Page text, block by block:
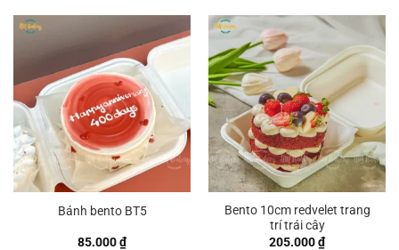
Bánh bento BT5
85.000₫
Bento 10cm redvelet trang
trí trái cây
205.000₫